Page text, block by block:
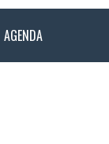
AGENDA